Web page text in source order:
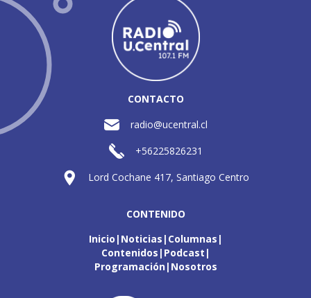
CONTACTO
radio@ucentral.cl
+56225826231
Lord Cochane 417, Santiago Centro
CONTENIDO
Inicio Noticias Columnas
Contenidos Podcast
Programación Nosotros